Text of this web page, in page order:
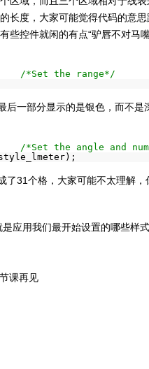
长度，大家可能觉得代码的意
控件就闲的有点“驴唇不对马
/*Set the range*/
/*Set the angle and
31个格，大家可能不太理解，
应用我们最开始设置的哪些样式
课再见